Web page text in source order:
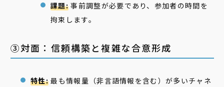
課題:事前調整が必要であり、参加者の時間を
拘束します。
③対面：信頼構築と複雑な合意形成
特性:最も情報量（非言語情報を含む）が多いチャネ